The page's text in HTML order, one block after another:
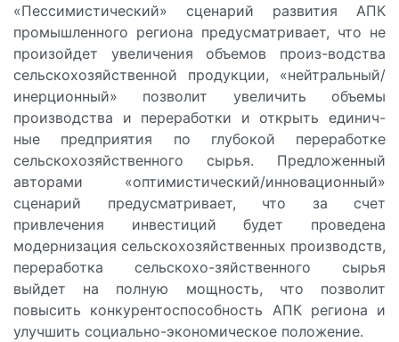
«Пессимистический» сценарий развития АПК
промышленного региона предусматривает, что не
произойдет увеличения объемов произ-водства
сельскохозяйственной продукции, «нейтральный/
инерционный» позволит увеличить объемы
производства и переработки и открыть единич-
ные предприятия по глубокой переработке
сельскохозяйственного сырья. Предложенный
авторами «оптимистический/инновационный»
сценарий предусматривает, что за счет
привлечения инвестиций будет проведена
модернизация сельскохозяйственных производств,
переработка сельскохо-зяйственного сырья
выйдет на полную мощность, что позволит
повысить конкурентоспособность АПК региона и
улучшить социально-экономическое положение.